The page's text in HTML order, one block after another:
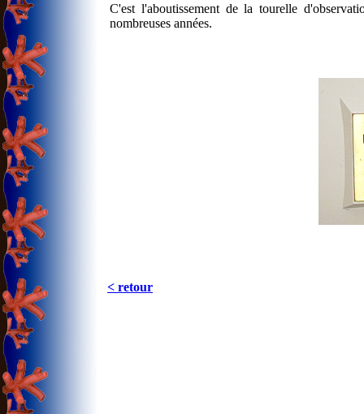
C'est l'aboutissement de la tourelle
nombreuses années.
< retour